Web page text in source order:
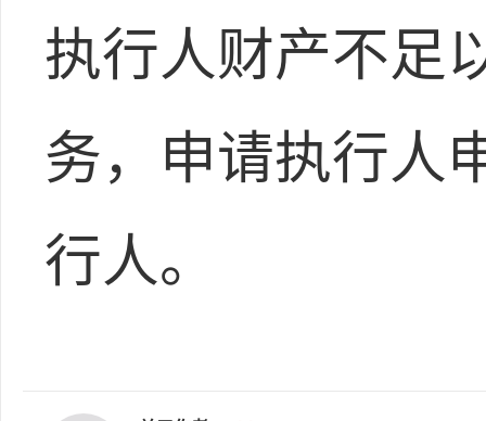
执行人财产不足
务，申请执行人
行人。